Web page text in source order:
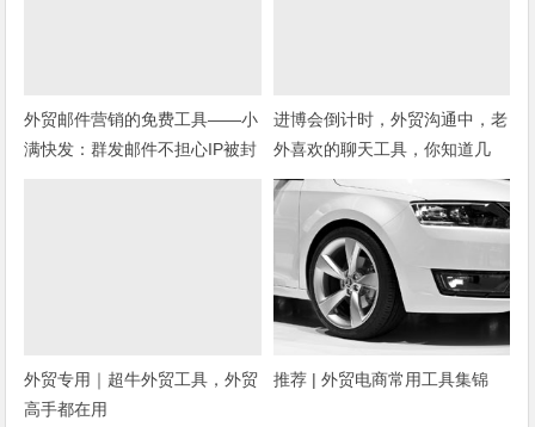
外贸邮件营销的免费工具——小
满快发：群发邮件不担心IP被封
进博会倒计时，外贸沟通中，老
外喜欢的聊天工具，你知道几
种？
外贸专用｜超牛外贸工具，外贸
高手都在用
推荐 | 外贸电商常用工具集锦